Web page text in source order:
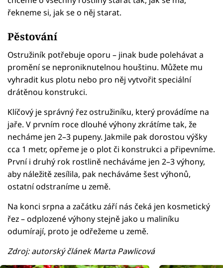
řekneme si, jak se o něj starat.
Pěstování
Ostružiník potřebuje oporu – jinak bude polehávat a
promění se neproniknutelnou houštinu. Můžete mu
vyhradit kus plotu nebo pro něj vytvořit speciální
drátěnou konstrukci.
Klíčový je správný řez ostružiníku, který provádíme na
jaře. V prvním roce dlouhé výhony zkrátíme tak, že
necháme jen 2–3 pupeny. Jakmile pak dorostou výšky
cca 1 metr, opřeme je o plot či konstrukci a připevníme.
První i druhý rok rostlině necháváme jen 2–3 výhony,
aby náležitě zesílila, pak necháváme šest výhonů,
ostatní odstraníme u země.
Na konci srpna a začátku září nás čeká jen kosmetický
řez – odplozené výhony stejně jako u maliníku
odumírají, proto je odřežeme u země.
Zdroj: autorský článek Marta Pawlicová